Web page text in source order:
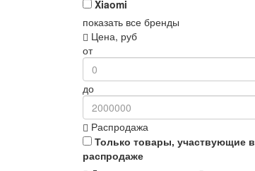
Xiaomi
показать все бренды
Цена, руб
от
до
Распродажа
Только товары, участвующие в
распродаже